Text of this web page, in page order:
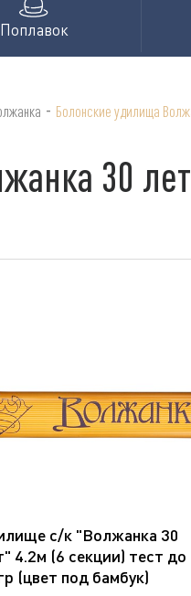
Поплавок
- Болонские удилища
30 лет
с/к "Волжанка 30
4.2м (6 секции) тест до
(цвет под бамбук)